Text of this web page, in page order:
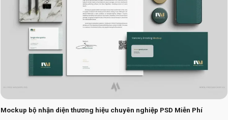
Mockup bộ nhận diện thương hiệu chuyên nghiệp PSD Miễn Phí